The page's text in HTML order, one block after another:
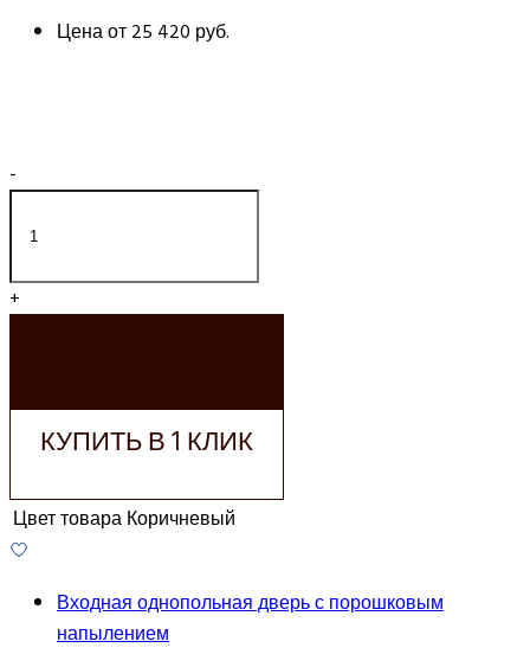
Цена от25 420 руб.
-
+
КУПИТЬ В 1 КЛИК
Цвет товараКоричневый
Входная однопольная дверь с порошковым
напылением